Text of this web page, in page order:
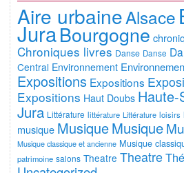
Aire urbaineAlsace
JuraBourgogne
Chroniques livres Danse Danse
Central Environnement
Expositions Expositions
Expositions Haut Doubs Haute-
Jura Littérature littérature Littérature loisirs
musique MusiqueMusique
Musique classique et ancienne Musique
patrimoine salons Theatre Theatre